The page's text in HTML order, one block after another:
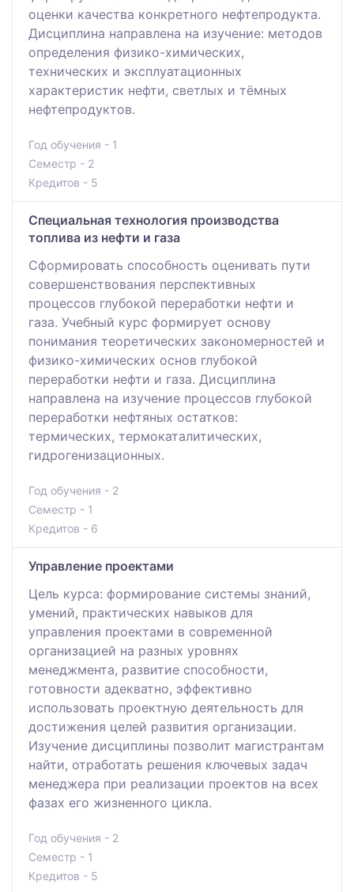
оценки качества конкретного нефтепродукта.
Дисциплина направлена на изучение: методов
определения физико-химических,
технических и эксплуатационных
характеристик нефти, светлых и тёмных
нефтепродуктов.
Год обучения - 1
Семестр - 2
Кредитов - 5
Специальная технология производства
топлива из нефти и газа
Сформировать способность оценивать пути
совершенствования перспективных
процессов глубокой переработки нефти и
газа. Учебный курс формирует основу
понимания теоретических закономерностей и
физико-химических основ глубокой
переработки нефти и газа. Дисциплина
направлена на изучение процессов глубокой
переработки нефтяных остатков:
термических, термокаталитических,
гидрогенизационных.
Год обучения - 2
Семестр - 1
Кредитов - 6
Управление проектами
Цель курса: формирование системы знаний,
умений, практических навыков для
управления проектами в современной
организацией на разных уровнях
менеджмента, развитие способности,
готовности адекватно, эффективно
использовать проектную деятельность для
достижения целей развития организации.
Изучение дисциплины позволит магистрантам
найти, отработать решения ключевых задач
менеджера при реализации проектов на всех
фазах его жизненного цикла.
Год обучения - 2
Семестр - 1
Кредитов - 5